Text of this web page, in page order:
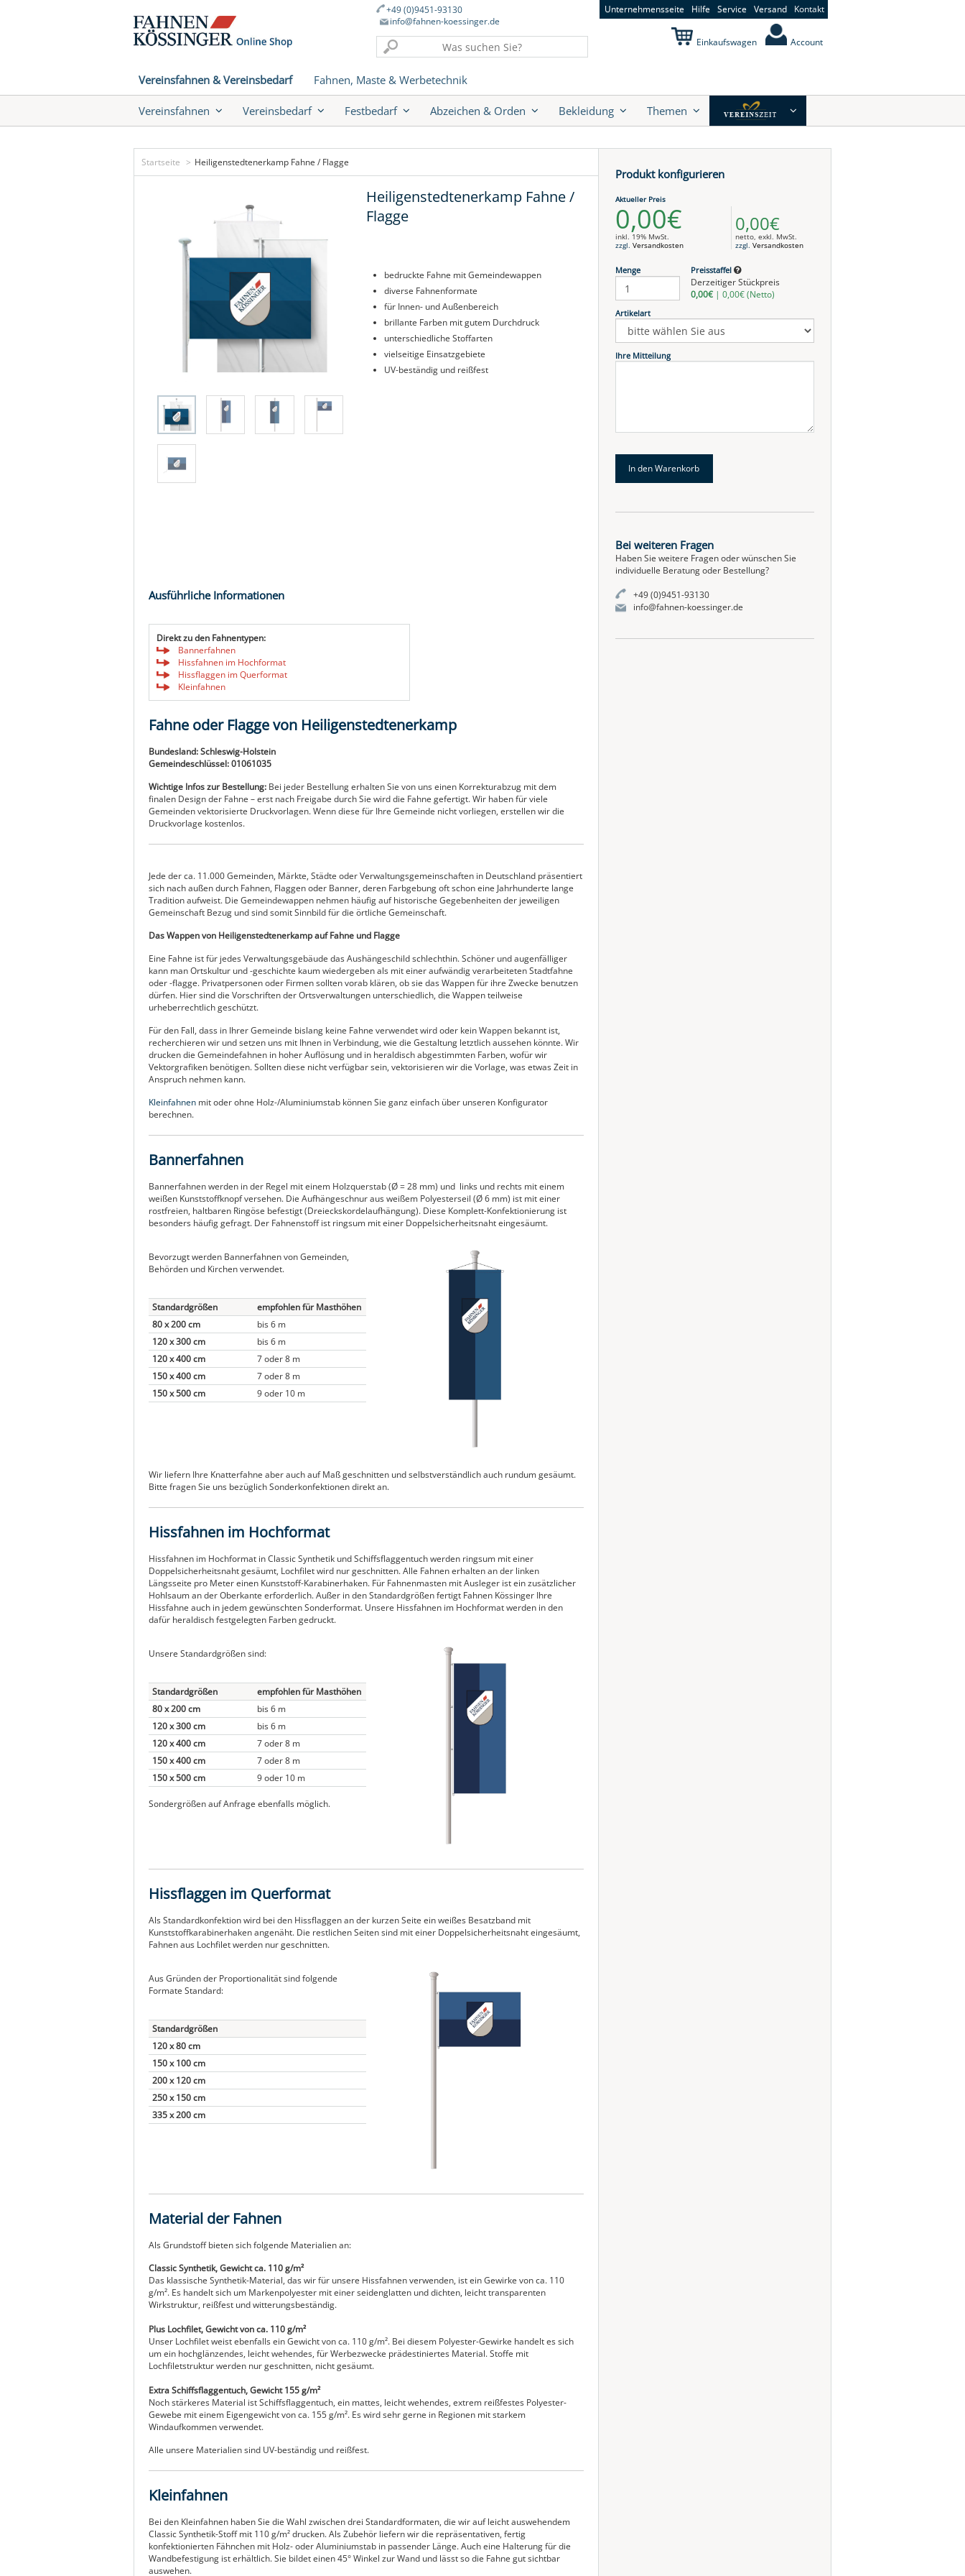
+49 (0)9451-93130
info@fahnen-koessinger.de
Unternehmensseite Hilfe Service Versand Kontakt
Einkaufswagen Account
Vereinsfahnen & Vereinsbedarf Fahnen, Maste & Werbetechnik
Vereinsfahnen Vereinsbedarf Festbedarf Abzeichen & Orden Bekleidung Themen
Startseite Heiligenstedtenerkamp Fahne / Flagge
Heiligenstedtenerkamp Fahne /
Flagge
bedruckte Fahne mit Gemeindewappen
diverse Fahnenformate
für Innen- und Außenbereich
brillante Farben mit gutem Durchdruck
unterschiedliche Stoffarten
vielseitige Einsatzgebiete
UV-beständig und reißfest
Ausführliche Informationen
Direkt zu den Fahnentypen:
Bannerfahnen
Hissfahnen im Hochformat
Hissflaggen im Querformat
Kleinfahnen
Fahne oder Flagge von Heiligenstedtenerkamp
Bundesland: Schleswig-Holstein
Gemeindeschlüssel: 01061035
Wichtige Infos zur Bestellung: Bei jeder Bestellung erhalten Sie von uns einen Korrekturabzug mit dem
finalen Design der Fahne – erst nach Freigabe durch Sie wird die Fahne gefertigt. Wir haben für viele
Gemeinden vektorisierte Druckvorlagen. Wenn diese für Ihre Gemeinde nicht vorliegen, erstellen wir die
Druckvorlage kostenlos.
Jede der ca. 11.000 Gemeinden, Märkte, Städte oder Verwaltungsgemeinschaften in Deutschland präsentiert
sich nach außen durch Fahnen, Flaggen oder Banner, deren Farbgebung oft schon eine Jahrhunderte lange
Tradition aufweist. Die Gemeindewappen nehmen häufig auf historische Gegebenheiten der jeweiligen
Gemeinschaft Bezug und sind somit Sinnbild für die örtliche Gemeinschaft.
Das Wappen von Heiligenstedtenerkamp auf Fahne und Flagge
Eine Fahne ist für jedes Verwaltungsgebäude das Aushängeschild schlechthin. Schöner und augenfälliger
kann man Ortskultur und -geschichte kaum wiedergeben als mit einer aufwändig verarbeiteten Stadtfahne
oder -flagge. Privatpersonen oder Firmen sollten vorab klären, ob sie das Wappen für ihre Zwecke benutzen
dürfen. Hier sind die Vorschriften der Ortsverwaltungen unterschiedlich, die Wappen teilweise
urheberrechtlich geschützt.
Für den Fall, dass in Ihrer Gemeinde bislang keine Fahne verwendet wird oder kein Wappen bekannt ist,
recherchieren wir und setzen uns mit Ihnen in Verbindung, wie die Gestaltung letztlich aussehen könnte. Wir
drucken die Gemeindefahnen in hoher Auflösung und in heraldisch abgestimmten Farben, wofür wir
Vektorgrafiken benötigen. Sollten diese nicht verfügbar sein, vektorisieren wir die Vorlage, was etwas Zeit in
Anspruch nehmen kann.
Kleinfahnen mit oder ohne Holz-/Aluminiumstab können Sie ganz einfach über unseren Konfigurator
berechnen.
Bannerfahnen
Bannerfahnen werden in der Regel mit einem Holzquerstab (Ø = 28 mm) und links und rechts mit einem
weißen Kunststoffknopf versehen. Die Aufhängeschnur aus weißem Polyesterseil (Ø 6 mm) ist mit einer
rostfreien, haltbaren Ringöse befestigt (Dreieckskordelaufhängung). Diese Komplett-Konfektionierung ist
besonders häufig gefragt. Der Fahnenstoff ist ringsum mit einer Doppelsicherheitsnaht eingesäumt.
Bevorzugt werden Bannerfahnen von Gemeinden,
Behörden und Kirchen verwendet.
Standardgrößen
empfohlen für Masthöhen
80 x 200 cm
bis 6 m
120 x 300 cm
bis 6 m
120 x 400 cm
7 oder 8 m
150 x 400 cm
7 oder 8 m
150 x 500 cm
9 oder 10 m
Wir liefern Ihre Knatterfahne aber auch auf Maß geschnitten und selbstverständlich auch rundum gesäumt.
Bitte fragen Sie uns bezüglich Sonderkonfektionen direkt an.
Hissfahnen im Hochformat
Hissfahnen im Hochformat in Classic Synthetik und Schiffsflaggentuch werden ringsum mit einer
Doppelsicherheitsnaht gesäumt, Lochfilet wird nur geschnitten. Alle Fahnen erhalten an der linken
Längsseite pro Meter einen Kunststoff-Karabinerhaken. Für Fahnenmasten mit Ausleger ist ein zusätzlicher
Hohlsaum an der Oberkante erforderlich. Außer in den Standardgrößen fertigt Fahnen Kössinger Ihre
Hissfahne auch in jedem gewünschten Sonderformat. Unsere Hissfahnen im Hochformat werden in den
dafür heraldisch festgelegten Farben gedruckt.
Unsere Standardgrößen sind:
Standardgrößen
empfohlen für Masthöhen
80 x 200 cm
bis 6 m
120 x 300 cm
bis 6 m
120 x 400 cm
7 oder 8 m
150 x 400 cm
7 oder 8 m
150 x 500 cm
9 oder 10 m
Sondergrößen auf Anfrage ebenfalls möglich.
Hissflaggen im Querformat
Als Standardkonfektion wird bei den Hissflaggen an der kurzen Seite ein weißes Besatzband mit
Kunststoffkarabinerhaken angenäht. Die restlichen Seiten sind mit einer Doppelsicherheitsnaht eingesäumt,
Fahnen aus Lochfilet werden nur geschnitten.
Aus Gründen der Proportionalität sind folgende
Formate Standard:
Standardgrößen
120 x 80 cm
150 x 100 cm
200 x 120 cm
250 x 150 cm
335 x 200 cm
Material der Fahnen
Als Grundstoff bieten sich folgende Materialien an:
Classic Synthetik, Gewicht ca. 110 g/m²
Das klassische Synthetik-Material, das wir für unsere Hissfahnen verwenden, ist ein Gewirke von ca. 110
g/m². Es handelt sich um Markenpolyester mit einer seidenglatten und dichten, leicht transparenten
Wirkstruktur, reißfest und witterungsbeständig.
Plus Lochfilet, Gewicht von ca. 110 g/m²
Unser Lochfilet weist ebenfalls ein Gewicht von ca. 110 g/m². Bei diesem Polyester-Gewirke handelt es sich
um ein hochglänzendes, leicht wehendes, für Werbezwecke prädestiniertes Material. Stoffe mit
Lochfiletstruktur werden nur geschnitten, nicht gesäumt.
Extra Schiffsflaggentuch, Gewicht 155 g/m²
Noch stärkeres Material ist Schiffsflaggentuch, ein mattes, leicht wehendes, extrem reißfestes Polyester-
Gewebe mit einem Eigengewicht von ca. 155 g/m². Es wird sehr gerne in Regionen mit starkem
Windaufkommen verwendet.
Alle unsere Materialien sind UV-beständig und reißfest.
Kleinfahnen
Bei den Kleinfahnen haben Sie die Wahl zwischen drei Standardformaten, die wir auf leicht auswehendem
Classic Synthetik-Stoff mit 110 g/m² drucken. Als Zubehör liefern wir die repräsentativen, fertig
konfektionierten Fähnchen mit Holz- oder Aluminiumstab in passender Länge. Auch eine Halterung für die
Wandbefestigung ist erhältlich. Sie bildet einen 45° Winkel zur Wand und lässt so die Fahne gut sichtbar
auswehen.
Produkt konfigurieren
Aktueller Preis
0,00€
inkl. 19% MwSt.
zzgl. Versandkosten
0,00€
netto, exkl. MwSt.
zzgl. Versandkosten
Menge Preisstaffel
Derzeitiger Stückpreis
0,00€| 0,00€(Netto)
Artikelart
Ihre Mitteilung
Bei weiteren Fragen
Haben Sie weitere Fragen oder wünschen Sie
individuelle Beratung oder Bestellung?
+49 (0)9451-93130
info@fahnen-koessinger.de